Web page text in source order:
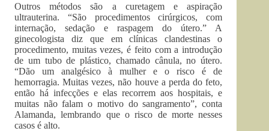
Outros métodos são a curetagem e aspiração
ultrauterina. “São procedimentos cirúrgicos, com
internação, sedação e raspagem do útero.” A
ginecologista diz que em clínicas clandestinas o
procedimento, muitas vezes, é feito com a introdução
de um tubo de plástico, chamado cânula, no útero.
“Dão um analgésico à mulher e o risco é de
hemorragia. Muitas vezes, não houve a perda do feto,
então há infecções e elas recorrem aos hospitais, e
muitas não falam o motivo do sangramento”, conta
Alamanda, lembrando que o risco de morte nesses
casos é alto.